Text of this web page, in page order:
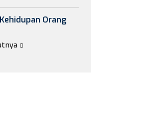
Orang